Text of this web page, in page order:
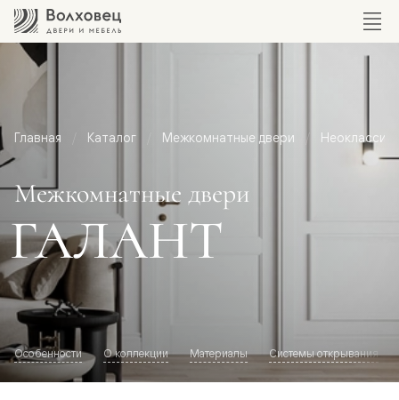
Главная Каталог Межкомнатные двери Неоклассика
Межкомнатные двери
ГАЛАНТ
Особенности О коллекции Материалы Системы открывания